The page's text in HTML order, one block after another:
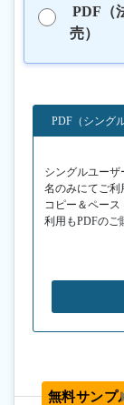
PDF（
売）
PDF（シング
シングルユーザ
名のみにてご利
コピー＆ペー
利用もPDFのご
無料サンプ